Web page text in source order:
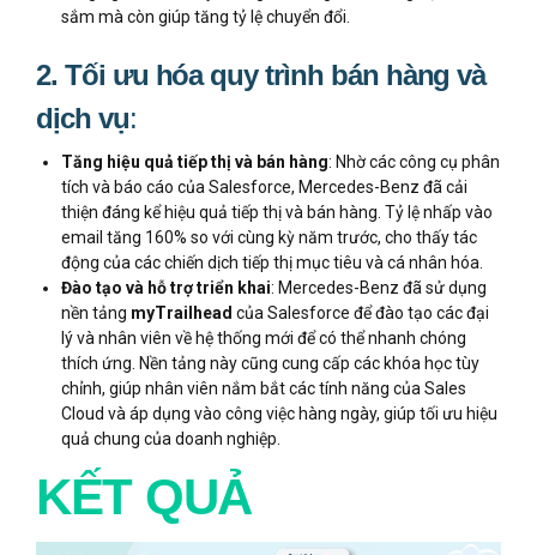
sắm mà còn giúp tăng tỷ lệ chuyển đổi​.
2. Tối ưu hóa quy trình bán hàng và
dịch vụ:
Tăng hiệu quả tiếp thị và bán hàng: Nhờ các công cụ phân
tích và báo cáo của Salesforce, Mercedes-Benz đã cải
thiện đáng kể hiệu quả tiếp thị và bán hàng. Tỷ lệ nhấp vào
email tăng 160% so với cùng kỳ năm trước, cho thấy tác
động của các chiến dịch tiếp thị mục tiêu và cá nhân hóa​​.
Đào tạo và hỗ trợ triển khai: Mercedes-Benz đã sử dụng
nền tảng myTrailhead của Salesforce để đào tạo các đại
lý và nhân viên về hệ thống mới để có thể nhanh chóng
thích ứng. Nền tảng này cũng cung cấp các khóa học tùy
chỉnh, giúp nhân viên nắm bắt các tính năng của Sales
Cloud và áp dụng vào công việc hàng ngày, giúp tối ưu hiệu
quả chung của doanh nghiệp.
KẾT QUẢ